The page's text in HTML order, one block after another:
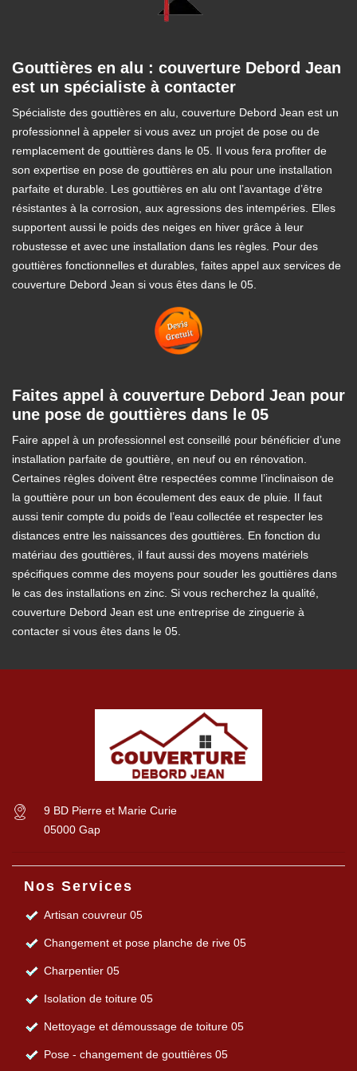
Gouttières en alu : couverture Debord Jean
est un spécialiste à contacter
Spécialiste des gouttières en alu, couverture Debord Jean est un
professionnel à appeler si vous avez un projet de pose ou de
remplacement de gouttières dans le 05. Il vous fera profiter de
son expertise en pose de gouttières en alu pour une installation
parfaite et durable. Les gouttières en alu ont l’avantage d’être
résistantes à la corrosion, aux agressions des intempéries. Elles
supportent aussi le poids des neiges en hiver grâce à leur
robustesse et avec une installation dans les règles. Pour des
gouttières fonctionnelles et durables, faites appel aux services de
couverture Debord Jean si vous êtes dans le 05.
Faites appel à couverture Debord Jean pour
une pose de gouttières dans le 05
Faire appel à un professionnel est conseillé pour bénéficier d’une
installation parfaite de gouttière, en neuf ou en rénovation.
Certaines règles doivent être respectées comme l’inclinaison de
la gouttière pour un bon écoulement des eaux de pluie. Il faut
aussi tenir compte du poids de l’eau collectée et respecter les
distances entre les naissances des gouttières. En fonction du
matériau des gouttières, il faut aussi des moyens matériels
spécifiques comme des moyens pour souder les gouttières dans
le cas des installations en zinc. Si vous recherchez la qualité,
couverture Debord Jean est une entreprise de zinguerie à
contacter si vous êtes dans le 05.
9 BD Pierre et Marie Curie
05000 Gap
Nos Services
Artisan couvreur 05
Changement et pose planche de rive 05
Charpentier 05
Isolation de toiture 05
Nettoyage et démoussage de toiture 05
Pose - changement de gouttières 05